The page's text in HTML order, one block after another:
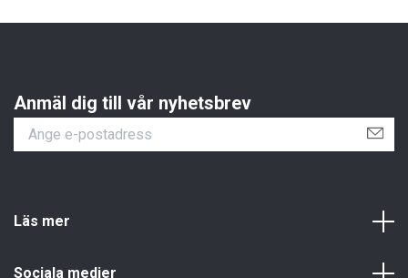
Anmäl dig till vår nyhetsbrev
Läs mer
Sociala medier